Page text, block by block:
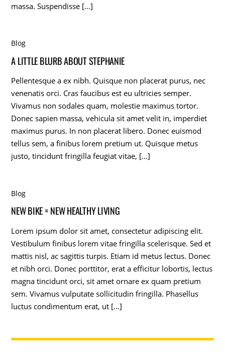
massa. Suspendisse […]
Blog
A LITTLE BLURB ABOUT STEPHANIE
Pellentesque a ex nibh. Quisque non placerat purus, nec
venenatis orci. Cras faucibus est eu ultricies semper.
Vivamus non sodales quam, molestie maximus tortor.
Donec sapien massa, vehicula sit amet velit in, imperdiet
maximus purus. In non placerat libero. Donec euismod
tellus sem, a finibus lorem pretium ut. Quisque metus
justo, tincidunt fringilla feugiat vitae, […]
Blog
NEW BIKE = NEW HEALTHY LIVING
Lorem ipsum dolor sit amet, consectetur adipiscing elit.
Vestibulum finibus lorem vitae fringilla scelerisque. Sed et
mattis nisl, ac sagittis turpis. Etiam id metus lectus. Donec
et nibh orci. Donec porttitor, erat a efficitur lobortis, lectus
magna tincidunt orci, sit amet ornare ex quam pretium
sem. Vivamus vulputate sollicitudin fringilla. Phasellus
luctus condimentum erat, ut […]